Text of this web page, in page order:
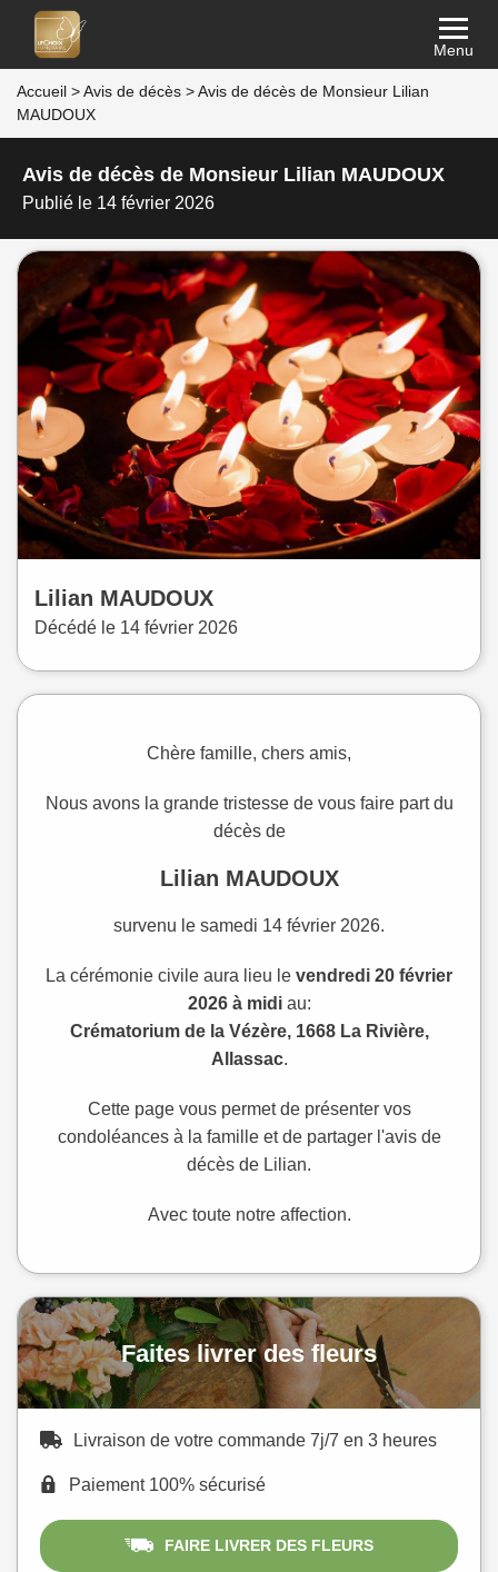
Menu
Accueil >Avis de décès >Avis de décès de Monsieur Lilian
MAUDOUX
Avis de décès de Monsieur Lilian MAUDOUX
Publié le 14 février 2026
Lilian MAUDOUX
Décédé le 14 février 2026
Chère famille, chers amis,
Nous avons la grande tristesse de vous faire part du
décès de
Lilian MAUDOUX
survenu le samedi 14 février 2026.
La cérémonie civile aura lieu le vendredi 20 février
2026 à midiau:
Crématorium de la Vézère, 1668 La Rivière,
Allassac.
Cette page vous permet de présenter vos
condoléances à la famille et de partager l'avis de
décès de Lilian.
Avec toute notre affection.
Faites livrer des fleurs
Livraison de votre commande 7j/7 en 3 heures
Paiement 100% sécurisé
FAIRE LIVRER DES FLEURS